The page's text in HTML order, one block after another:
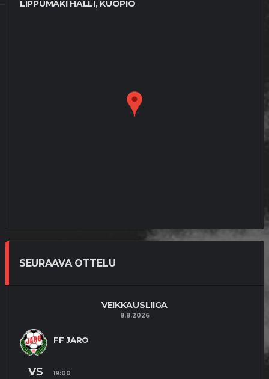
LIPPUMÄKI HALLI, KUOPIO
SEURAAVA OTTELU
VEIKKAUSLIIGA
8.8.2026
FF JARO
VS 19:00